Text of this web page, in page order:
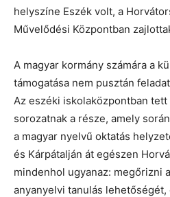
helyszíne Eszék volt, a
Művelődési Központban
A magyar kormány számára a
támogatása nem pusztán
Az eszéki iskolaközpontban
sorozatnak a része, amely
a magyar nyelvű oktatás
és Kárpátalján át egészen
mindenhol ugyanaz: megőrizni
anyanyelvi tanulás lehetőségét,